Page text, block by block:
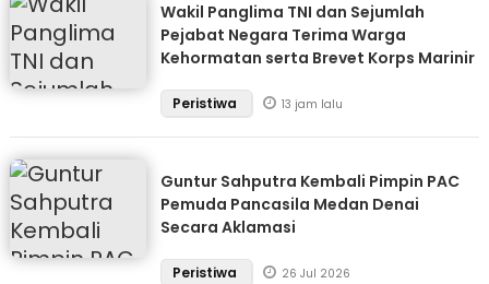
Wakil Panglima TNI dan Sejumlah
Pejabat Negara Terima Warga
Kehormatan serta Brevet Korps Marinir
Peristiwa 13 jam lalu
Guntur Sahputra Kembali Pimpin PAC
Pemuda Pancasila Medan Denai
Secara Aklamasi
Peristiwa 26 Jul 2026